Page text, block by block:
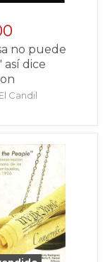
no puede
así dice
Candil